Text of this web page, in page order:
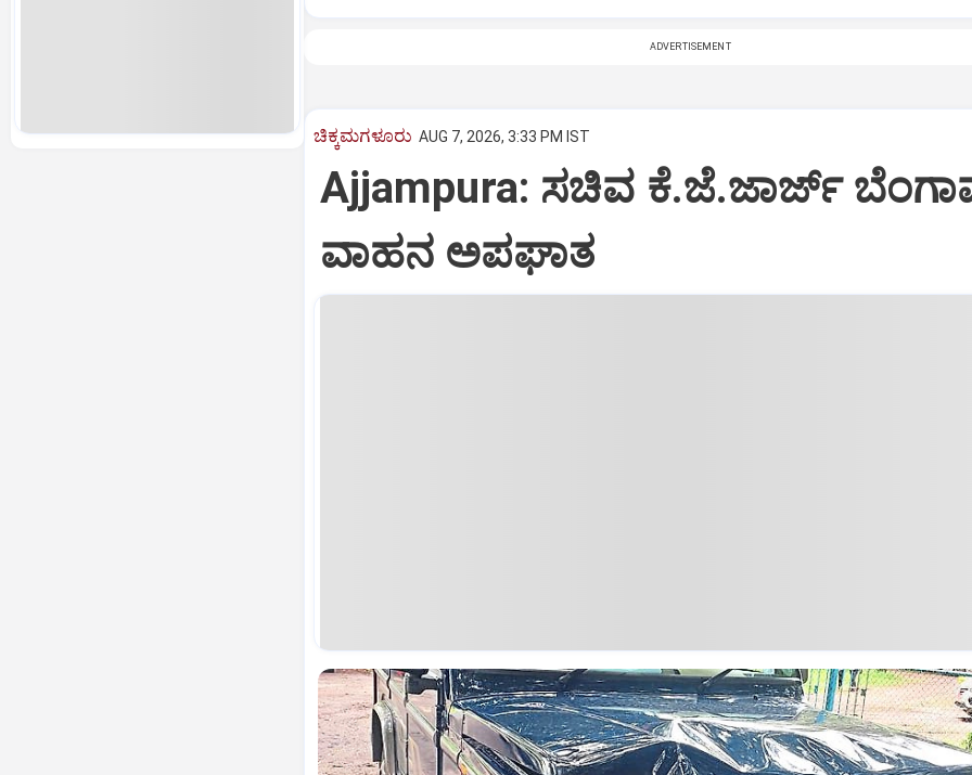
ADVERTISEMENT
ಚಿಕ್ಕಮಗಳೂರು AUG 7, 2026, 3:33 PM IST
Ajjampura: ಸಚಿವ ಕೆ.ಜೆ.ಜಾರ್ಜ್
ವಾಹನ ಅಪಘಾತ